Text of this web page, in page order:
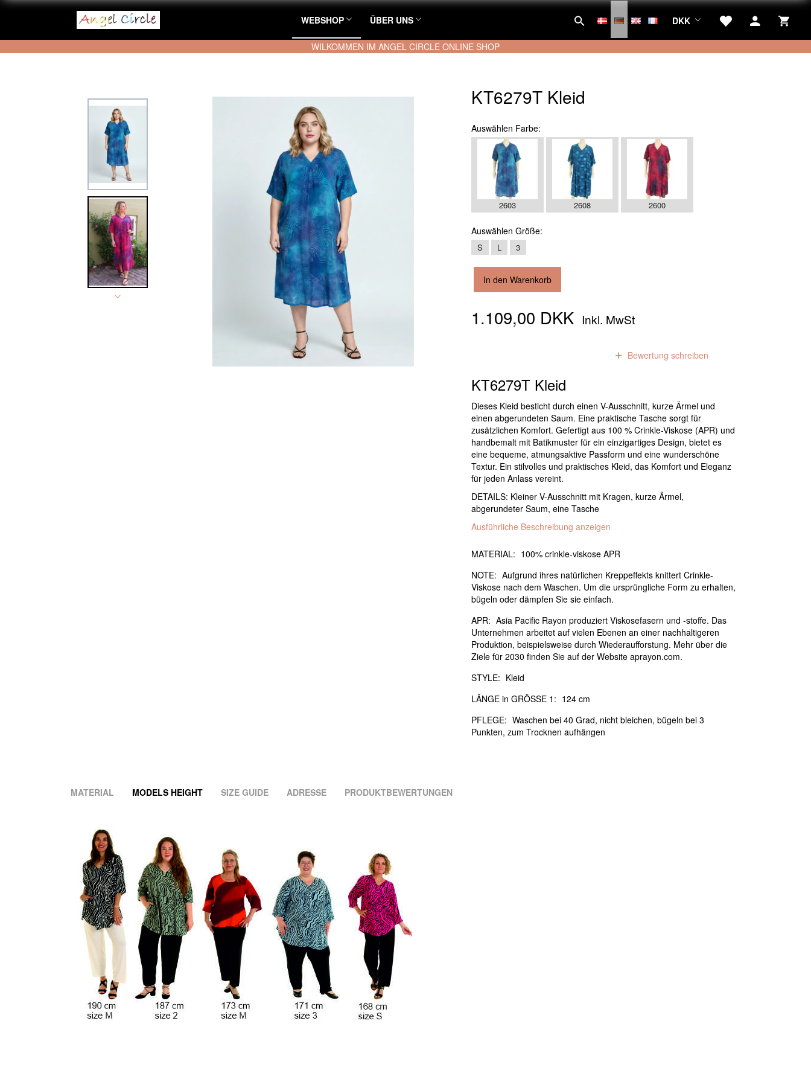
WEBSHOP ÜBER UNS DKK
WILKOMMEN IM ANGEL CIRCLE ONLINE SHOP
KT6279T Kleid
Auswählen Farbe:
2603 2608 2600
Auswählen Größe:
S L 3
In den Warenkorb
1.109,00 DKK Inkl. MwSt
Bewertung schreiben
KT6279T Kleid
Dieses Kleid besticht durch einen V-Ausschnitt, kurze Ärmel und
einen abgerundeten Saum. Eine praktische Tasche sorgt für
zusätzlichen Komfort. Gefertigt aus 100 % Crinkle-Viskose (APR) und
handbemalt mit Batikmuster für ein einzigartiges Design, bietet es
eine bequeme, atmungsaktive Passform und eine wunderschöne
Textur. Ein stilvolles und praktisches Kleid, das Komfort und Eleganz
für jeden Anlass vereint.
DETAILS: Kleiner V-Ausschnitt mit Kragen, kurze Ärmel,
abgerundeter Saum, eine Tasche
Ausführliche Beschreibung anzeigen
MATERIAL: 100% crinkle-viskose APR
NOTE: Aufgrund ihres natürlichen Kreppeffekts knittert Crinkle-
Viskose nach dem Waschen. Um die ursprüngliche Form zu erhalten,
bügeln oder dämpfen Sie sie einfach.
APR: Asia Pacific Rayon produziert Viskosefasern und -stoffe. Das
Unternehmen arbeitet auf vielen Ebenen an einer nachhaltigeren
Produktion, beispielsweise durch Wiederaufforstung. Mehr über die
Ziele für 2030 finden Sie auf der Website aprayon.com.
STYLE: Kleid
LÄNGE in GRÖSSE 1: 124 cm
PFLEGE: Waschen bei 40 Grad, nicht bleichen, bügeln bei 3
Punkten, zum Trocknen aufhängen
MATERIAL MODELS HEIGHT SIZE GUIDE ADRESSE PRODUKTBEWERTUNGEN